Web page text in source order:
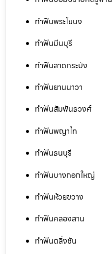
ทำฟันพระโขนง
ทำฟันมีนบุรี
ทำฟันลาดกระบัง
ทำฟันยานนาวา
ทำฟันสัมพันธวงศ์
ทำฟันพญาไท
ทำฟันธนบุรี
ทำฟันบางกอกใหญ่
ทำฟันห้วยขวาง
ทำฟันคลองสาน
ทำฟันตลิ่งชัน